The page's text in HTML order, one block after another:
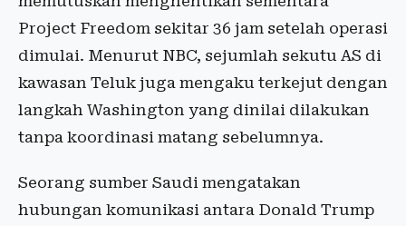
Project Freedom sekitar 36 jam setelah operasi
dimulai. Menurut NBC, sejumlah sekutu AS di
kawasan Teluk juga mengaku terkejut dengan
langkah Washington yang dinilai dilakukan
tanpa koordinasi matang sebelumnya.
Seorang sumber Saudi mengatakan
hubungan komunikasi antara Donald Trump